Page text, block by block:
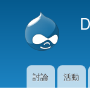
主選單
討論 活動